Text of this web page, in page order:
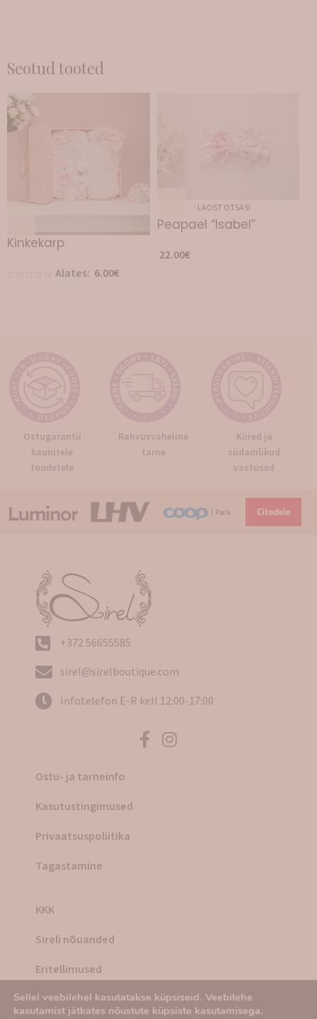
Seotud tooted
Kinkekarp
Alates: 6.00€
LAOST OTSAS!
Peapael “Isabel”
22.00€
Ostugarantii
kaunitele
toodetele
Rahvusvaheline
tarne
Kiired ja
südamlikud
vastused
+372 56655585
sirel@sirelboutique.com
Infotelefon E-R kell 12:00-17:00
Ostu- ja tarneinfo
Kasutustingimused
Privaatsuspoliitika
Tagastamine
KKK
Sireli nõuanded
Eritellimused
Õnnelikud kliendid Sireli toodetega
Sellel veebilehel kasutatakse küpsiseid. Veebilehe
kasutamist jätkates nõustute küpsiste kasutamisega.